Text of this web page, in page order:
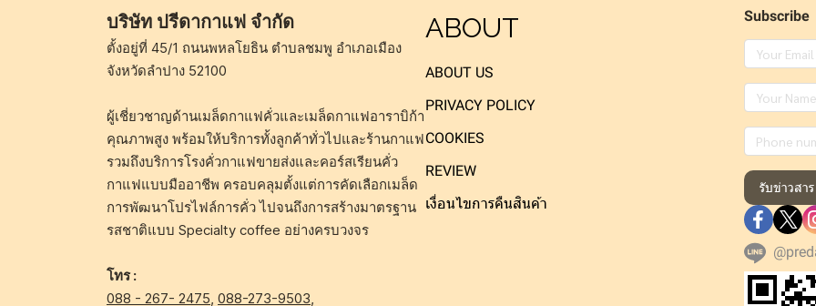
บริษัท ปรีดากาแฟ จำกัด
ตั้งอยู่ที่ 45/1 ถนนพหลโยธิน ตำบลชมพู อำเภอเมือง
จังหวัดลำปาง 52100
ผู้เชี่ยวชาญด้านเมล็ดกาแฟคั่วและเมล็ดกาแฟอาราบิก้า
คุณภาพสูง พร้อมให้บริการทั้งลูกค้าทั่วไปและร้านกาแฟ
รวมถึงบริการโรงคั่วกาแฟขายส่งและคอร์สเรียนคั่ว
กาแฟแบบมืออาชีพ ครอบคลุมตั้งแต่การคัดเลือกเมล็ด
การพัฒนาโปรไฟล์การคั่ว ไปจนถึงการสร้างมาตรฐาน
รสชาติแบบ Specialty coffee อย่างครบวงจร
โทร :
088 - 267- 2475 088-273-9503
ABOUT
ABOUT US
PRIVACY POLICY
COOKIES
REVIEW
เงื่อนไขการคืนสินค้า
Subscribe
รับข่าวสาร